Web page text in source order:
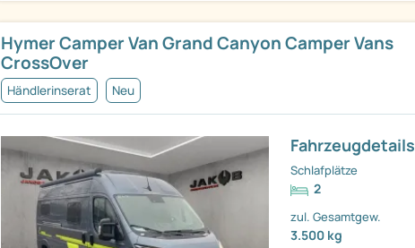
Hymer Camper Van Grand Canyon Camper Vans
CrossOver
Händlerinserat Neu
Fahrzeugdetails
Schlafplätze
2
zul. Gesamtgew.
3.500 kg